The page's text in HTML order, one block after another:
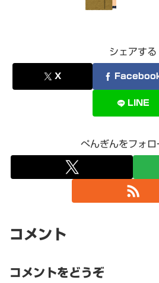
シェアする
X
LINE
ぺんぎんをフォロ
コメント
コメントをどうぞ